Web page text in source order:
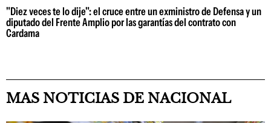
"Diez veces te lo dije": el cruce entre un exministro de Defensa y un
diputado del Frente Amplio por las garantías del contrato con
Cardama
MAS NOTICIAS DE NACIONAL